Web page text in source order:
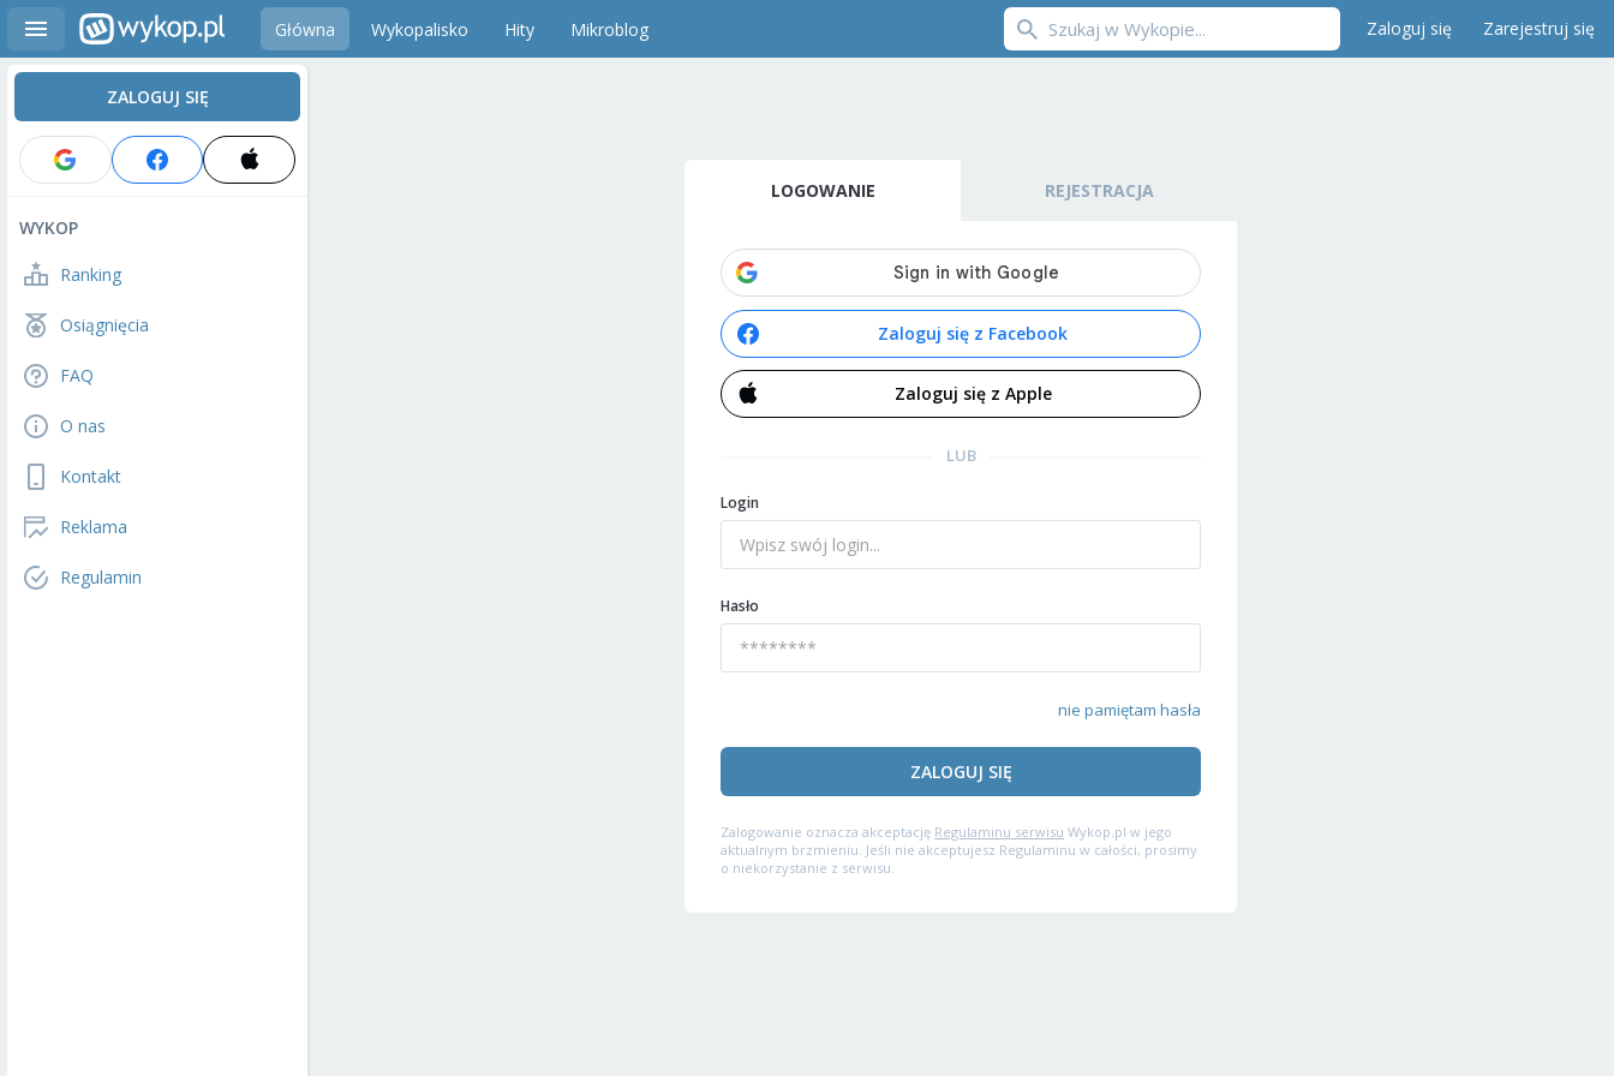
Główna Wykopalisko Hity Mikroblog Zaloguj się Zarejestruj się
ZALOGUJ SIĘ
WYKOP
Ranking
Osiągnięcia
FAQ
O nas
Kontakt
Reklama
Regulamin
LOGOWANIE REJESTRACJA
Zaloguj się z Facebook
Zaloguj się z Apple
LUB
Login
Hasło
nie pamiętam hasła
ZALOGUJ SIĘ
Zalogowanie oznacza akceptację Regulaminu serwisu Wykop.pl w jego
aktualnym brzmieniu. Jeśli nie akceptujesz Regulaminu w całości, prosimy
o niekorzystanie z serwisu.